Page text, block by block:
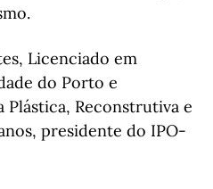
Licenciado em
do Porto e
Reconstrutiva e
presidente do IPO-